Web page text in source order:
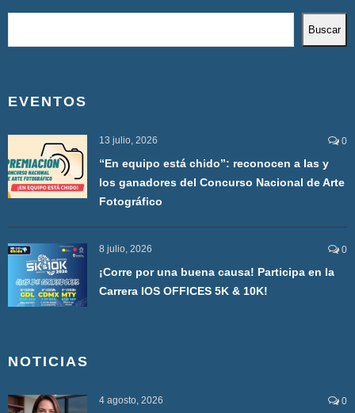
Buscar
EVENTOS
13 julio, 2026 0
“En equipo está chido”: reconocen a las y
los ganadores del Concurso Nacional de Arte
Fotográfico
8 julio, 2026 0
¡Corre por una buena causa! Participa en la
Carrera IOS OFFICES 5K & 10K!
NOTICIAS
4 agosto, 2026 0